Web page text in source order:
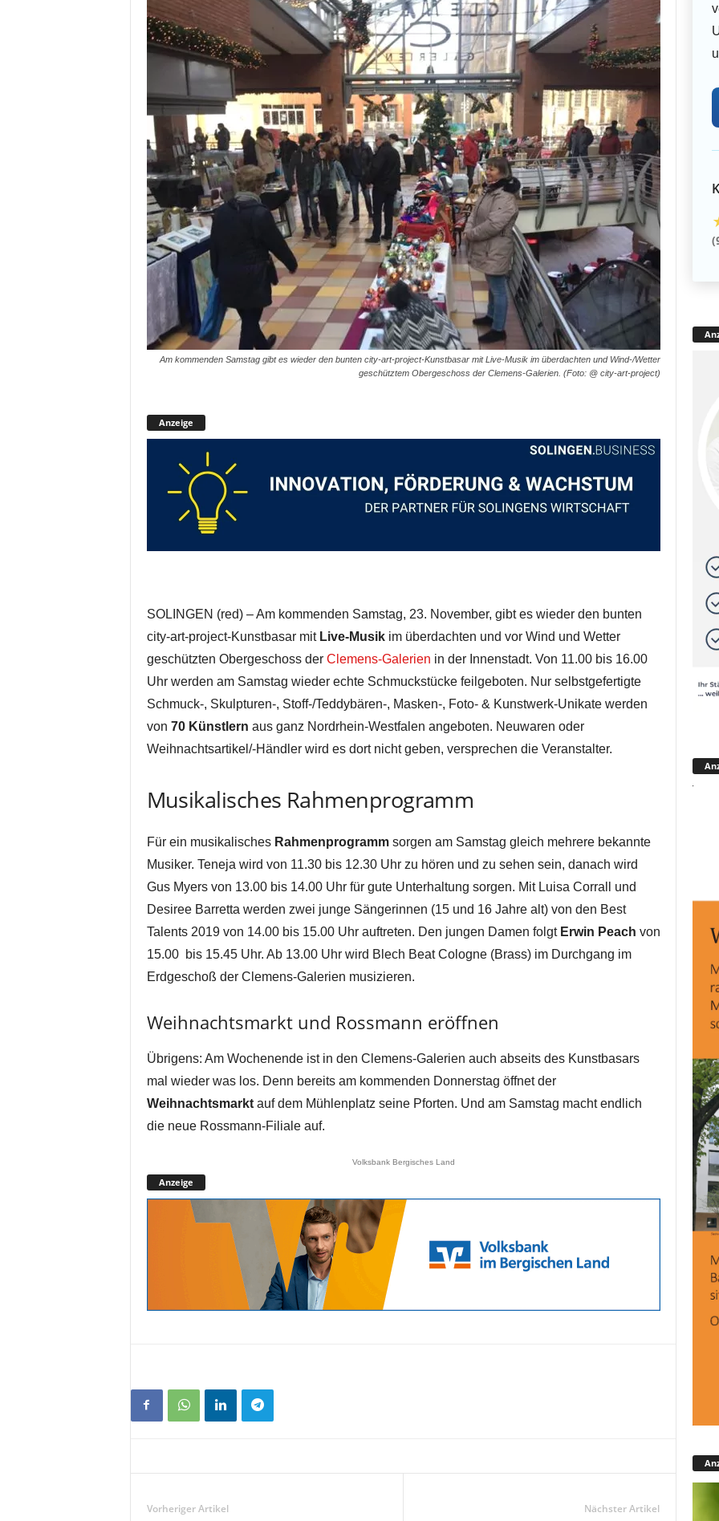
Am kommenden Samstag gibt es wieder den bunten city-art-project-Kunstbasar mit Live-Musik im überdachten und Wind-/Wetter
geschütztem Obergeschoss der Clemens-Galerien. (Foto: @ city-art-project)
Anzeige
SOLINGEN (red) – Am kommenden Samstag, 23. November, gibt es wieder den bunten
city-art-project-Kunstbasar mit Live-Musikim überdachten und vor Wind und Wetter
geschützten Obergeschoss der Clemens-Galerien in der Innenstadt. Von 11.00 bis 16.00
Uhr werden am Samstag wieder echte Schmuckstücke feilgeboten. Nur selbstgefertigte
Schmuck-, Skulpturen-, Stoff-/Teddybären-, Masken-, Foto- & Kunstwerk-Unikate werden
von 70 Künstlern aus ganz Nordrhein-Westfalen angeboten. Neuwaren oder
Weihnachtsartikel/-Händler wird es dort nicht geben, versprechen die Veranstalter.
Musikalisches Rahmenprogramm
Für ein musikalisches Rahmenprogrammsorgen am Samstag gleich mehrere bekannte
Musiker. Teneja wird von 11.30 bis 12.30 Uhr zu hören und zu sehen sein, danach wird
Gus Myers von 13.00 bis 14.00 Uhr für gute Unterhaltung sorgen. Mit Luisa Corrall und
Desiree Barretta werden zwei junge Sängerinnen (15 und 16 Jahre alt) von den Best
Talents 2019 von 14.00 bis 15.00 Uhr auftreten. Den jungen Damen folgt Erwin Peach von
15.00 bis 15.45 Uhr. Ab 13.00 Uhr wird Blech Beat Cologne (Brass) im Durchgang im
Erdgeschoß der Clemens-Galerien musizieren.
Weihnachtsmarkt und Rossmann eröffnen
Übrigens: Am Wochenende ist in den Clemens-Galerien auch abseits des Kunstbasars
mal wieder was los. Denn bereits am kommenden Donnerstag öffnet der
Weihnachtsmarktauf dem Mühlenplatz seine Pforten. Und am Samstag macht endlich
die neue Rossmann-Filiale auf.
Volksbank Bergisches Land
Anzeige
Vorheriger Artikel Nächster Artikel